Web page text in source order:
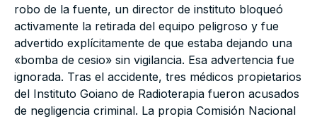
robo de la fuente, un director de instituto bloqueó
activamente la retirada del equipo peligroso y fue
advertido explícitamente de que estaba dejando una
«bomba de cesio» sin vigilancia. Esa advertencia fue
ignorada. Tras el accidente, tres médicos propietarios
del Instituto Goiano de Radioterapia fueron acusados
de negligencia criminal. La propia Comisión Nacional